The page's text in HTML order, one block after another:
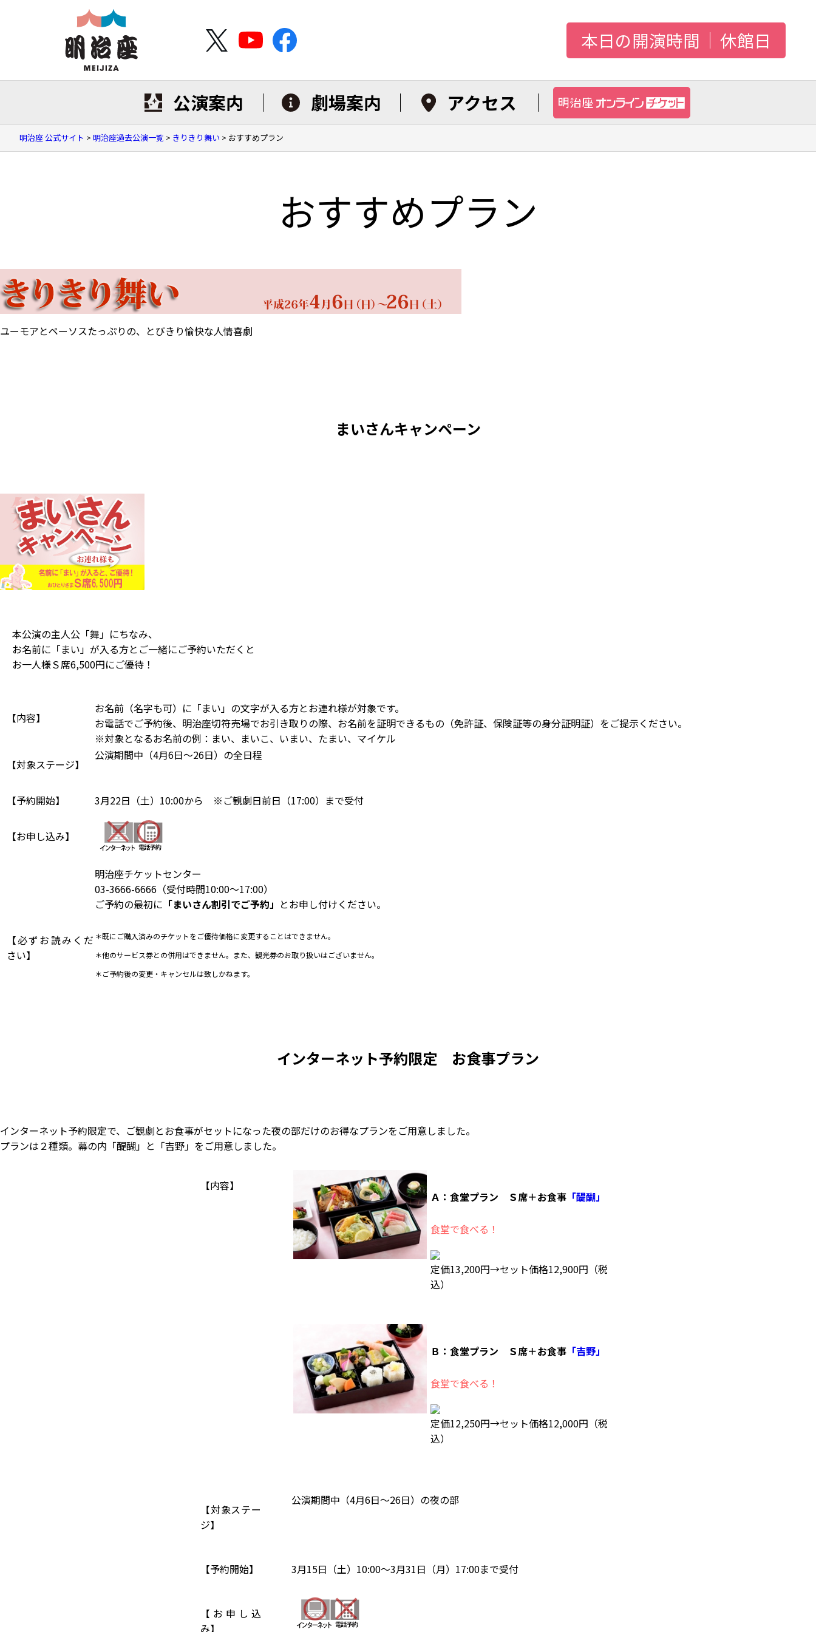
本日の開演時間 休館日
公演案内 劇場案内 アクセス
明治座 公式サイト > 明治座過去公演一覧 > きりきり舞い > おすすめプラン
おすすめプラン
ユーモアとペーソスたっぷりの、とびきり愉快な人情喜劇
まいさんキャンペーン
本公演の主人公「舞」にちなみ、
お名前に 「まい」 が入る方とご一緒にご予約いただくと
お一人様Ｓ席6,500円にご優待！
【内容】
お名前（名字も可）に 「まい」 の文字が入る方とお連れ様が対象です。
お電話でご予約後、明治座切符売場でお引き取りの際、お名前を証明できるもの（免許証、保険証等の身分証明証）をご提示ください。
※対象となるお名前の例：まい、まいこ、いまい、たまい、マイケル
【対象ステージ】
公演期間中（4月6日～26日）の全日程
【予約開始】 3月22日（土）10:00から ※ご観劇日前日（17:00）まで受付
【お申し込み】
明治座チケットセンター
03-3666-6666（受付時間10:00～17:00）
ご予約の最初に 「まいさん割引でご予約」 とお申し付けください。
【必ずお読みくだ
さい】
＊既にご購入済みのチケットをご優待価格に変更することはできません。
＊他のサービス券との併用はできません。また、観光券のお取り扱いはございません。
＊ご予約後の変更・キャンセルは致しかねます。
インターネット予約限定 お食事プラン
インターネット予約限定で、ご観劇とお食事がセットになった夜の部だけのお得なプランをご用意しました。
プランは２種類。幕の内「醍醐」と「吉野」をご用意しました。
【内容】
Ａ：食堂プラン Ｓ席＋お食事 「醍醐」
食堂で食べる！
定価13,200円→セット価格12,900円 （税
込）
Ｂ：食堂プラン Ｓ席＋お食事 「吉野」
食堂で食べる！
定価12,250円→セット価格12,000円 （税
込）
【対象ステー
ジ】
公演期間中（4月6日～26日）の夜の部
【予約開始】 3月15日（土）10:00～3月31日（月）17:00まで受付
【お申し込
み】